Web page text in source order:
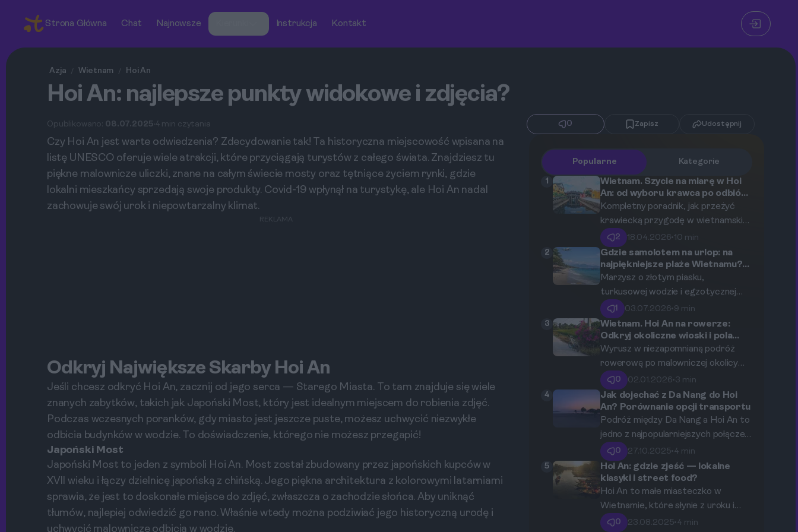
Strona Główna Chat Najnowsze Instrukcja Kontakt
Azja / Wietnam / Hoi An
Hoi An: najlepsze punkty widokowe i zdjęcia?
Opublikowano: 08.07.2025 4 min czytania 0 Zapisz Udostępnij
Czy Hoi An jest warte odwiedzenia? Zdecydowanie tak! Ta historyczna miejscowość wpisana na
listę UNESCO oferuje wiele atrakcji, które przyciągają turystów z całego świata. Znajdziesz tu
piękne malownicze uliczki, znane na całym świecie mosty oraz tętniące życiem rynki, gdzie
lokalni mieszkańcy sprzedają swoje produkty. Covid-19 wpłynął na turystykę, ale Hoi An nadal
zachowuje swój urok i niepowtarzalny klimat.
REKLAMA
Odkryj Największe Skarby Hoi An
Jeśli chcesz odkryć Hoi An, zacznij od jego serca — Starego Miasta. To tam znajduje się wiele
znanych zabytków, takich jak Japoński Most, który jest idealnym miejscem do robienia zdjęć.
Podczas wczesnych poranków, gdy miasto jest jeszcze puste, możesz uchwycić niezwykłe
odbicia budynków w wodzie. To doświadczenie, którego nie możesz przegapić!
Japoński Most
Japoński Most to jeden z symboli Hoi An. Most został zbudowany przez japońskich kupców w
XVII wieku i łączy dzielnicę japońską z chińską. Jego piękna architektura z kolorowymi latarniami
sprawia, że jest to doskonałe miejsce do zdjęć, zwłaszcza o zachodzie słońca. Aby uniknąć
tłumów, najlepiej odwiedzić go rano. Właśnie wtedy można podziwiać jego historyczną urodę i
uchwycić malownicze odbicia w wodzie.
Popularne Kategorie
1
Wietnam. Szycie na miarę w Hoi
An: od wyboru krawca po odbiór
gotowego stroju.
Kompletny poradnik, jak przeżyć
krawiecką przygodę w wietnamskim
Hoi An. Dowiedz się, jak wybrać
idealnego krawca, uniknąć pułapek i
wrócić do domu z walizką pełną
wymarzonych ubrań, szytych
specjalnie dla Ciebie.
2 18.04.2026•10 min
2
Gdzie samolotem na urlop: na
najpiękniejsze plaże Wietnamu?
Przewodnik po wybrzeżu w
okolicach Hoi An.
Marzysz o złotym piasku,
turkusowej wodzie i egzotycznej
kulturze? Wybrzeże w okolicach Hoi
An w Wietnamie to strzał w
dziesiątkę. Ten przewodnik pomoże
Ci zaplanować idealny urlop,
porównując najpiękniejsze plaże,
opcje transportu i atrakcje dla
każdego typu podróżnika.
1 03.07.2026•9 min
3
Wietnam. Hoi An na rowerze:
Odkryj okoliczne wioski i pola
ryżowe na dwóch kółkach
Wyrusz w niezapomnianą podróż
rowerową po malowniczej okolicy
Hoi An! W tym artykule
przedstawiamy piękne wioski,
urokliwe pola ryżowe oraz
wyjątkowe doświadczenia, które
czekają na Ciebie na trasie.
0 02.01.2026•3 min
4
Jak dojechać z Da Nang do Hoi
An? Porównanie opcji transportu
Podróż między Da Nang a Hoi An to
jedno z najpopularniejszych połączeń
w Wietnamie. Zaledwie 27 km dzieli
te dwa piękne miasta, które oferują
wiele atrakcji turystycznych. W
artykule tym szczegółowo omówimy
różne opcje transportu dostępne na
tej trasie, skupiając się na
0 27.10.2025•4 min
5
Hoi An: gdzie zjeść — lokalne
klasyki i street food?
Hoi An to małe miasteczko w
Wietnamie, które słynie z uroku i
bogatej kultury. Jednym z
0 23.08.2025•4 min